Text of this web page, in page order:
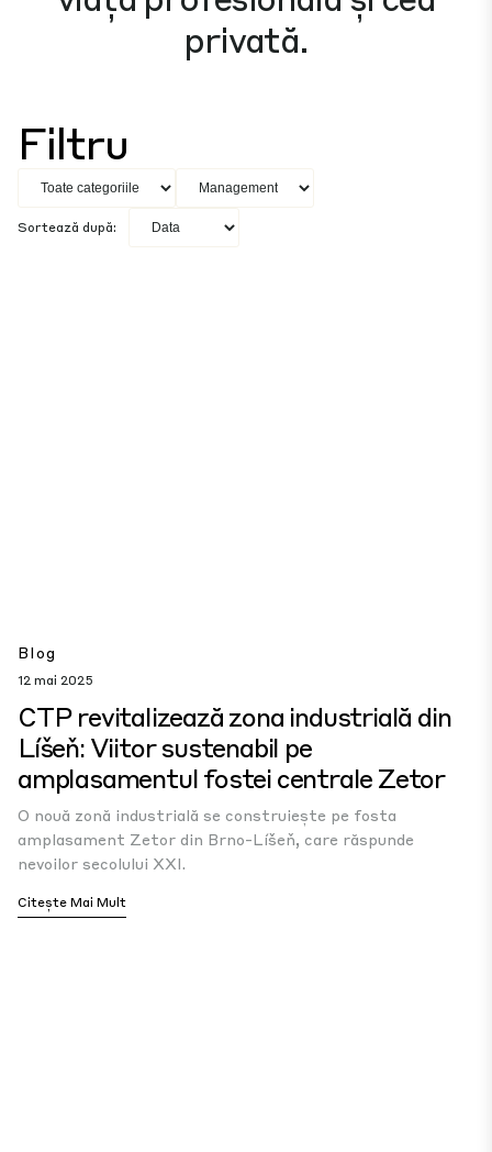
privată.
Filtru
Sortează după:
Blog
12 mai 2025
CTP revitalizează zona industrială din
Líšeň: Viitor sustenabil pe
amplasamentul fostei centrale Zetor
O nouă zonă industrială se construiește pe fosta
amplasament Zetor din Brno-Líšeň, care răspunde
nevoilor secolului XXI.
Citește Mai Mult